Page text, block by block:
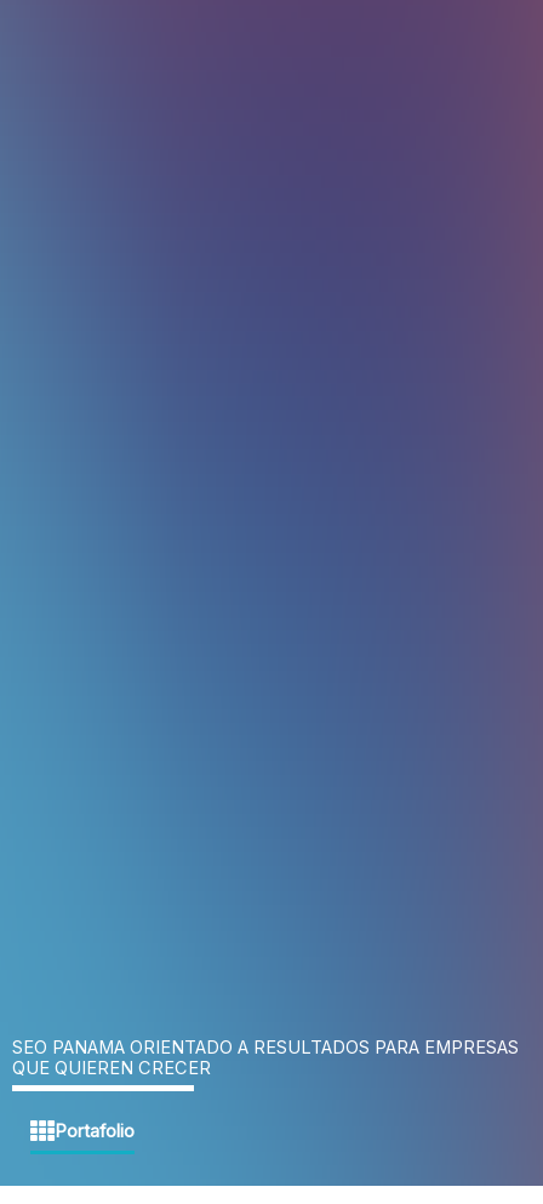
SEO PANAMA ORIENTADO A RESULTADOS PARA EMPRESAS
QUE QUIEREN CRECER
Portafolio